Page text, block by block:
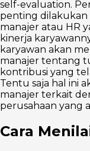
self-evaluation.
penting dilakukan
manajer atau HR
kinerja
karyawan akan
manajer tentang
kontribusi yang
Tentu saja hal ini
manajer terkait
perusahaan yang
Cara